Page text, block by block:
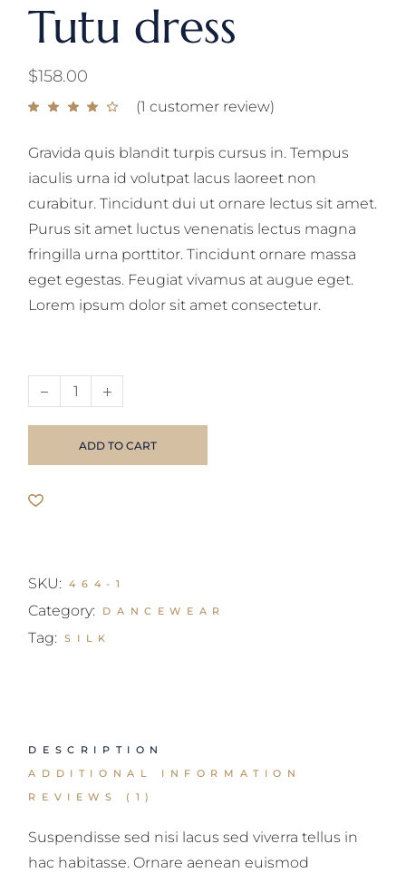
Tutu dress
$158.00
(1 customer review)
Gravida quis blandit turpis cursus in. Tempus
iaculis urna id volutpat lacus laoreet non
curabitur. Tincidunt dui ut ornare lectus sit amet.
Purus sit amet luctus venenatis lectus magna
fringilla urna porttitor. Tincidunt ornare massa
eget egestas. Feugiat vivamus at augue eget.
Lorem ipsum dolor sit amet consectetur.
Tutu dress quantity
ADD TO CART
SKU: 464-1
Category: DANCEWEAR
Tag: SILK
DESCRIPTION
ADDITIONAL INFORMATION
REVIEWS (1)
Suspendisse sed nisi lacus sed viverra tellus in
hac habitasse. Ornare aenean euismod